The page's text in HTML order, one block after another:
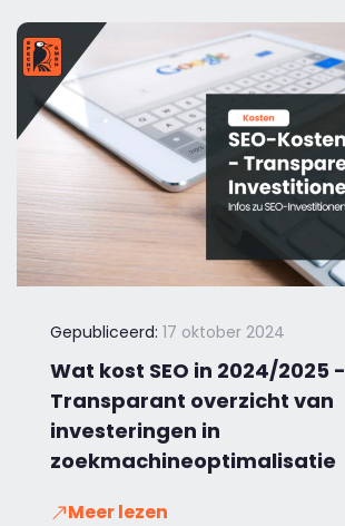
Gepubliceerd: 17 oktober 2024
Wat kost SEO in 2024/2025 -
Transparant overzicht van
investeringen in
zoekmachineoptimalisatie
Meer lezen